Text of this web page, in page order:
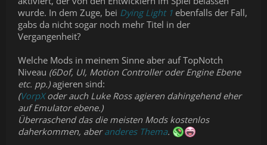
wurde. In dem Zuge, bei Dying Light 1 ebenfalls der Fall,
gabs da nicht sogar noch mehr Titel in der
Vergangenheit?
Welche Mods in meinem Sinne aber auf TopNotch
Niveau (6Dof, UI, Motion Controller oder Engine Ebene
etc. pp.)agieren sind:
(VorpXoder auch Luke Ross agieren dahingehend eher
auf Emulator ebene.)
Überraschend das die meisten Mods kostenlos
daherkommen, aberanderes Thema.